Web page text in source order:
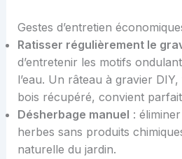
Gestes d’entretien
Ratisser régulièrement le
d’entretenir les motifs
l’eau. Un râteau à gravier
bois récupéré, convient
Désherbage manuel :
herbes sans produits
naturelle du jardin.